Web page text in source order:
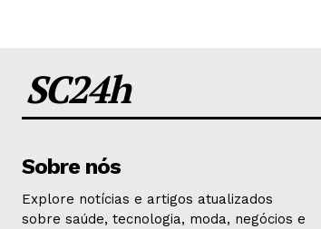
SC24h
Sobre nós
Explore notícias e artigos atualizados
sobre saúde, tecnologia, moda, negócios e